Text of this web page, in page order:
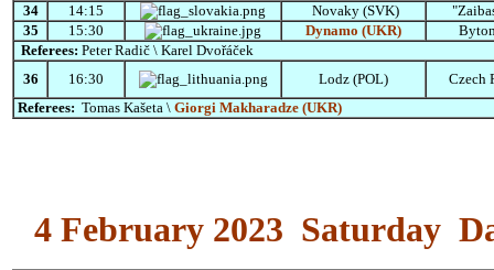
34 14:15 Novaky (SVK)
35
15:30 Dynamo (UKR)
Referees: Peter Radič \ Karel Dvořáček
36
16:30 Lodz (POL)
Czech
Referees: Tomas Kašeta \ Giorgi Makharadze (UKR)
4 February 2023 Saturday